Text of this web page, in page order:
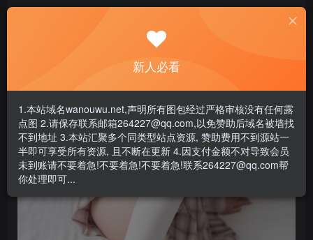
- 百度网盘提示提取码错误，请更换浏览器重试，这是百度网盘版本问
- 遇见解压密码不对、无法解压，请查看
- 资源失效/充值未到账/账号解禁...等问题请《提交工单》
新人必看
1.本站域名wanouwu.net,声明所有图包经过严格审核没有任何露
点图 2.请保存联系邮箱264227@qq.com,以免赞助后域名被墙找
不到地址 3.本站汇聚多个同类型站点资源, 赞助费用不到源站一
半即可享受所有资源, 且不断在更新 4.因支付金额不对导致会员
未到账请不要着急!不要着急!不要着急!联系264227@qq.com帮
你处理即可...